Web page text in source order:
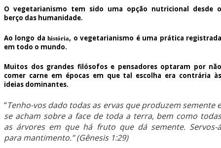
O vegetarianismo tem sido uma opção nutricional desde o
berço das humanidade.
Ao longo dahistória, o vegetarianismo é uma prática
em todo o mundo.
Muitos dos grandes filósofos e pensadores optaram por não
comer carne em épocas em que tal escolha era contrária às
ideias dominantes.
“Tenho-vos dado todas as ervas que produzem semente e
se acham sobre a face de toda a terra, bem como todas
as árvores em que há fruto que dá semente. Servos-á
para mantimento.” (Gênesis 1:29)